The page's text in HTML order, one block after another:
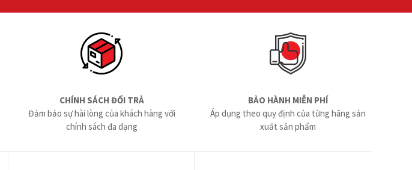
CHÍNH SÁCH ĐỔI TRẢ
Đảm bảo sự hài lòng của khách hàng với
chính sách đa dạng
BẢO HÀNH MIỄN PHÍ
Áp dụng theo quy định của từng hãng sản
xuất sản phẩm